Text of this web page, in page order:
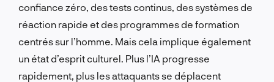
confiance zéro, des tests continus, des systèmes de
réaction rapide et des programmes de formation
centrés sur l’homme. Mais cela implique également
un état d’esprit culturel. Plus l’IA progresse
rapidement, plus les attaquants se déplacent